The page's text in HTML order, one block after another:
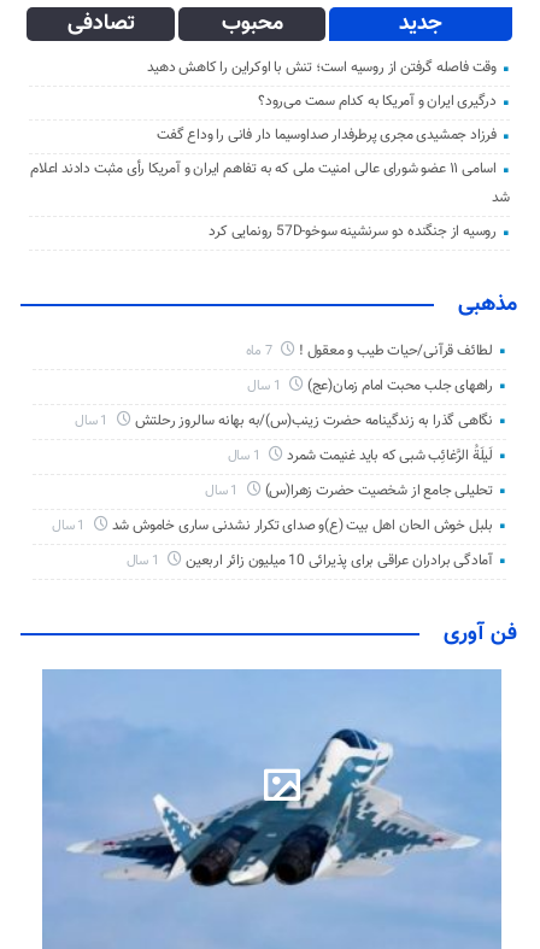
جدید محبوب تصادفی
وقت فاصله گرفتن از روسیه است؛ تنش با اوکراین را کاهش دهید
درگیری ایران و آمریکا به کدام سمت می‌رود؟
فرزاد جمشیدی مجری پرطرفدار صداوسیما دار فانی را وداع گفت
اسامی ۱۱ عضو شورای عالی امنیت ملی که به تفاهم ایران و آمریکا رأی مثبت دادند اعلام
شد
روسیه از جنگنده دو سرنشینه سوخو-57D رونمایی کرد
مذهبی
لطائف قرآنی/حیات طیب و معقول ! 7 ماه
راههای جلب محبت امام زمان(عج)
نگاهی گذرا به زندگینامه حضرت زینب(س)/به بهانه سالروز رحلتش
لَیلَةُ الرَّغائِب شبی که باید غنیمت شمرد
تحلیلی جامع از شخصیت حضرت زهرا(س)
بلبل خوش الحان اهل بیت (ع)و صدای تکرار نشدنی ساری خاموش شد
آمادگی برادران عراقی برای پذیرائی 10 میلیون زائر اربعین
فن آوری